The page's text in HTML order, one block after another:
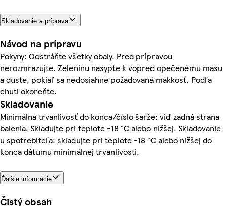
Skladovanie a príprava
Návod na prípravu
Pokyny: Odstráňte všetky obaly. Pred prípravou
nerozmrazujte. Zeleninu nasypte k vopred opečenému mäsu
a duste, pokiaľ sa nedosiahne požadovaná mäkkosť. Podľa
chuti okoreňte.
Skladovanie
Minimálna trvanlivosť do konca/číslo šarže: viď zadná strana
balenia. Skladujte pri teplote -18 °C alebo nižšej. Skladovanie
u spotrebiteľa: skladujte pri teplote -18 °C alebo nižšej do
konca dátumu minimálnej trvanlivosti.
Ďalšie informácie
Čistý obsah